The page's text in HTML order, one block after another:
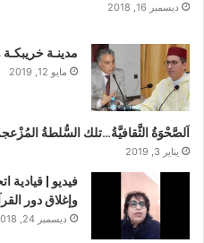
ديسمبر 16, 2018
مدينـة
مايو 12, 2019
اَلصَّحْوَةُ الثَّقافيَّةُ…تلك السُّلطةُ
يناير 3, 2019
فيديو | قيادية
وإغلاق دور
ديسمبر 24, 2018